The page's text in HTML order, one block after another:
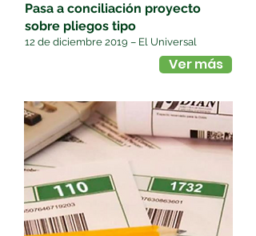
Ver más
Pasa a conciliación proyecto
sobre pliegos tipo
12 de diciembre 2019 – El Universal